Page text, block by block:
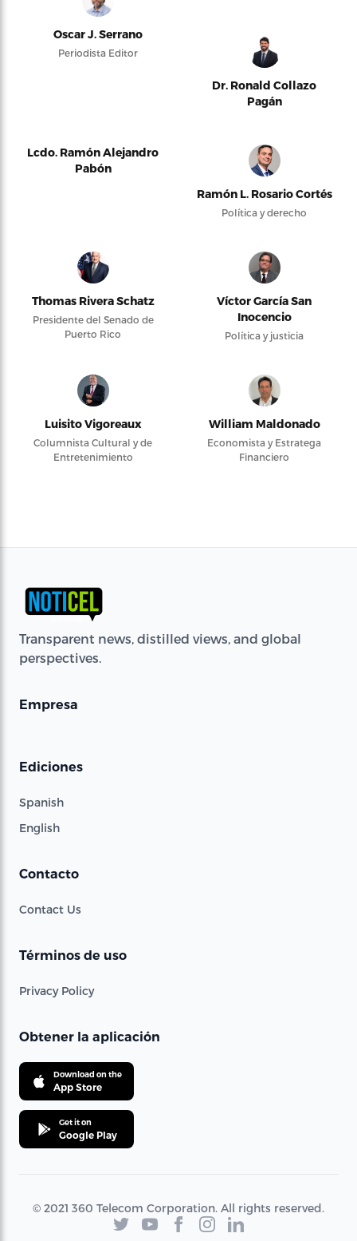
Oscar J. Serrano
Periodista Editor
Dr. Ronald Collazo
Pagán
Lcdo. Ramón Alejandro
Pabón
Ramón L. Rosario Cortés
Política y derecho
Thomas Rivera Schatz
Presidente del Senado de
Puerto Rico
Víctor García San
Inocencio
Política y justicia
Luisito Vigoreaux
Columnista Cultural y de
Entretenimiento
William Maldonado
Economista y Estratega
Financiero
Transparent news, distilled views, and global
perspectives.
Empresa
Ediciones
Spanish
English
Contacto
Contact Us
Términos de uso
Privacy Policy
Obtener la aplicación
Download on the
App Store
Get it on
Google Play
© 2021 360 Telecom Corporation. All rights reserved.